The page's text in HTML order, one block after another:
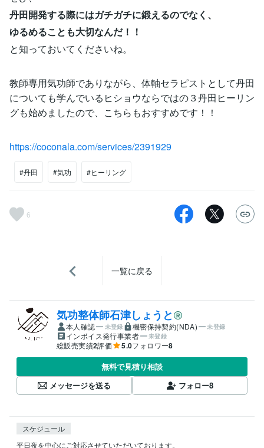
丹田開発する際にはガチガチに鍛えるのでなく、
ゆるめることも大切なんだ！！
と知っておいてくださいね。
教師専用気功師でありながら、体軸セラピストとして丹田
についても学んでいるヒショウならではの３丹田ヒーリン
グも始めましたので、こちらもおすすめです！！
https://coconala.com/services/2391929
#丹田 #気功 #ヒーリング
6
一覧に戻る
気功整体師石津しょうと
本人確認 未登録 機密保持契約(NDA) 未登録
インボイス発行事業者 未登録
総販売実績2評価 5.0フォロワー8
無料で見積り相談
メッセージを送る
フォロー8
スケジュール
平日夜を中心にご対応させていただいております。